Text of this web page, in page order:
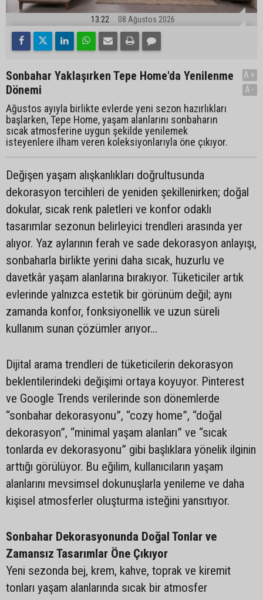
13:22 08 Ağustos 2026
Sonbahar Yaklaşırken Tepe Home'da Yenilenme
Dönemi
Ağustos ayıyla birlikte evlerde yeni sezon hazırlıkları
başlarken, Tepe Home, yaşam alanlarını sonbaharın
sıcak atmosferine uygun şekilde yenilemek
isteyenlere ilham veren koleksiyonlarıyla öne çıkıyor.
A+
A-
Değişen yaşam alışkanlıkları doğrultusunda
dekorasyon tercihleri de yeniden şekillenirken; doğal
dokular, sıcak renk paletleri ve konfor odaklı
tasarımlar sezonun belirleyici trendleri arasında yer
alıyor. Yaz aylarının ferah ve sade dekorasyon anlayışı,
sonbaharla birlikte yerini daha sıcak, huzurlu ve
davetkâr yaşam alanlarına bırakıyor. Tüketiciler artık
evlerinde yalnızca estetik bir görünüm değil; aynı
zamanda konfor, fonksiyonellik ve uzun süreli
kullanım sunan çözümler arıyor…
Dijital arama trendleri de tüketicilerin dekorasyon
beklentilerindeki değişimi ortaya koyuyor. Pinterest
ve Google Trends verilerinde son dönemlerde
“sonbahar dekorasyonu”, “cozy home”, “doğal
dekorasyon”, “minimal yaşam alanları” ve “sıcak
tonlarda ev dekorasyonu” gibi başlıklara yönelik ilginin
arttığı görülüyor. Bu eğilim, kullanıcıların yaşam
alanlarını mevsimsel dokunuşlarla yenileme ve daha
kişisel atmosferler oluşturma isteğini yansıtıyor.
Sonbahar Dekorasyonunda Doğal Tonlar ve
Zamansız Tasarımlar Öne Çıkıyor
Yeni sezonda bej, krem, kahve, toprak ve kiremit
tonları yaşam alanlarında sıcak bir atmosfer